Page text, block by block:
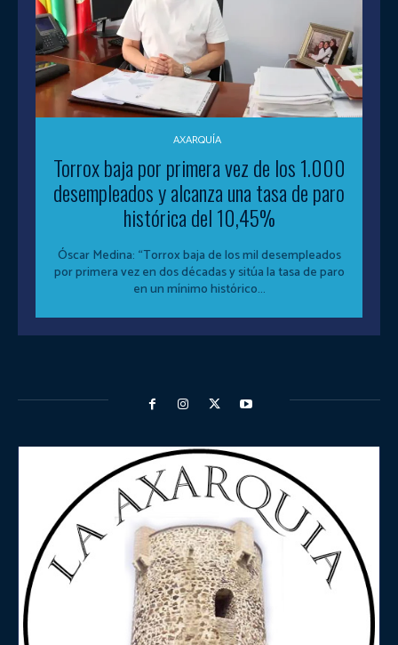
AXARQUÍA
Torrox baja por primera vez de los 1.000
desempleados y alcanza una tasa de paro
histórica del 10,45%
Óscar Medina: “Torrox baja de los mil desempleados
por primera vez en dos décadas y sitúa la tasa de paro
en un mínimo histórico...